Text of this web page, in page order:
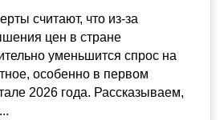
считают, что из-за
цен в стране
уменьшится спрос на
особенно в первом
2026 года. Рассказываем,